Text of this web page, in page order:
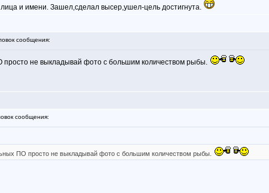
и имени. Зашел,сделал высер,ушел-цель достигнута.
сообщения:
не выкладывай фото с большим количеством рыбы.
сообщения:
ПО просто не выкладывай фото с большим количеством рыбы.